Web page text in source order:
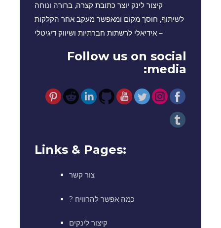
קיצור לינק יוצר כתובת קצרה, ברורה ונוחה
לשיתוף, חוסך מקום ומאפשר מעקב אחר הקלקות
– אידיאלי לרשתות חברתיות ושיווק דיגיטלי
Follow us on social
media:
Links & Pages:
צור קשר
? כמה אפשר להרוויח
קיצור לינקים